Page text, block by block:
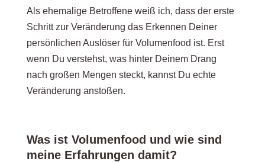
Als ehemalige Betroffene weiß ich, dass der erste
Schritt zur Veränderung das Erkennen Deiner
persönlichen Auslöser für Volumenfood ist. Erst
wenn Du verstehst, was hinter Deinem Drang
nach großen Mengen steckt, kannst Du echte
Veränderung anstoßen.
Was ist Volumenfood und wie sind
meine Erfahrungen damit?